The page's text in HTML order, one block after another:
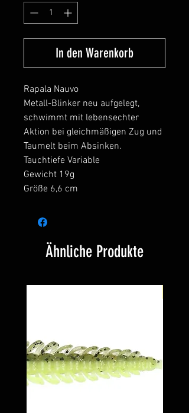
In den Warenkorb
Rapala Nauvo
Metall-Blinker neu aufgelegt,
schwimmt mit lebensechter
Aktion bei gleichmäßigen Zug und
Taumelt beim Absinken.
Tauchtiefe Variable
Gewicht 19g
Größe 6,6 cm
Ähnliche Produkte